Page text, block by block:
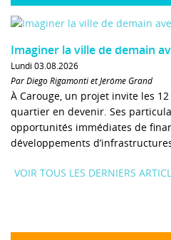
Imaginer la ville de demain
Lundi 03.08.2026
Par Diego Rigamonti et Jérôme Grand
À Carouge, un projet invite les
quartier en devenir. Ses
opportunités immédiates de
développements
VOIR TOUS LES DERNIERS